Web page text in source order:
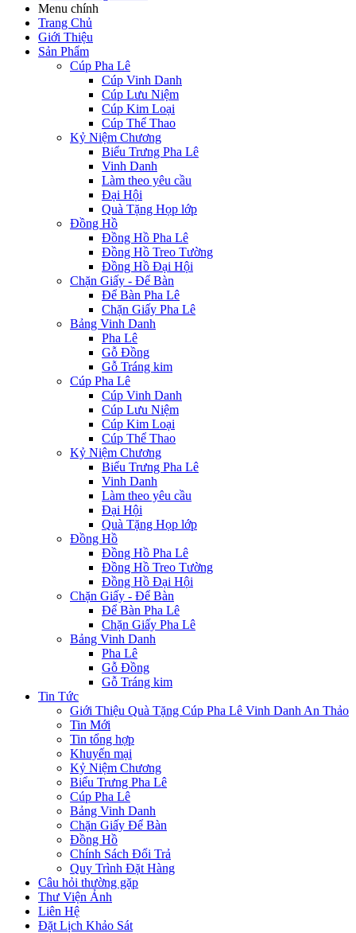
Menu chính
Trang Chủ
Giới Thiệu
Sản Phẩm
Cúp Pha Lê
Cúp Vinh Danh
Cúp Lưu Niệm
Cúp Kim Loại
Cúp Thể Thao
Kỷ Niệm Chương
Biểu Trưng Pha Lê
Vinh Danh
Làm theo yêu cầu
Đại Hội
Quà Tặng Họp lớp
Đồng Hồ
Đồng Hồ Pha Lê
Đồng Hồ Treo Tường
Đồng Hồ Đại Hội
Chặn Giấy - Để Bàn
Để Bàn Pha Lê
Chặn Giấy Pha Lê
Bảng Vinh Danh
Pha Lê
Gỗ Đồng
Gỗ Tráng kim
Cúp Pha Lê
Cúp Vinh Danh
Cúp Lưu Niệm
Cúp Kim Loại
Cúp Thể Thao
Kỷ Niệm Chương
Biểu Trưng Pha Lê
Vinh Danh
Làm theo yêu cầu
Đại Hội
Quà Tặng Họp lớp
Đồng Hồ
Đồng Hồ Pha Lê
Đồng Hồ Treo Tường
Đồng Hồ Đại Hội
Chặn Giấy - Để Bàn
Để Bàn Pha Lê
Chặn Giấy Pha Lê
Bảng Vinh Danh
Pha Lê
Gỗ Đồng
Gỗ Tráng kim
Tin Tức
Giới Thiệu Quà Tặng Cúp Pha Lê Vinh Danh An Thảo
Tin Mới
Tin tổng hợp
Khuyến mại
Kỷ Niệm Chương
Biểu Trưng Pha Lê
Cúp Pha Lê
Bảng Vinh Danh
Chặn Giấy Để Bàn
Đồng Hồ
Chính Sách Đổi Trả
Quy Trình Đặt Hàng
Câu hỏi thường gặp
Thư Viện Ảnh
Liên Hệ
Đặt Lịch Khảo Sát